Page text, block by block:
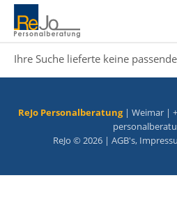
Ihre Suche lieferte keine
ReJo Personalberatung| Weimar |
ReJo © 2026 | AGB's,